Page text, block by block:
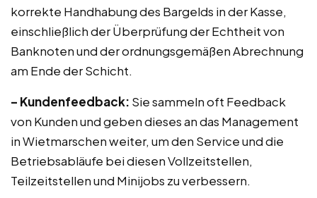
korrekte Handhabung des Bargelds in der Kasse,
einschließlich der Überprüfung der Echtheit von
Banknoten und der ordnungsgemäßen Abrechnung
am Ende der Schicht.
– Kundenfeedback: Sie sammeln oft Feedback
von Kunden und geben dieses an das Management
in Wietmarschen weiter, um den Service und die
Betriebsabläufe bei diesen Vollzeitstellen,
Teilzeitstellen und Minijobs zu verbessern.